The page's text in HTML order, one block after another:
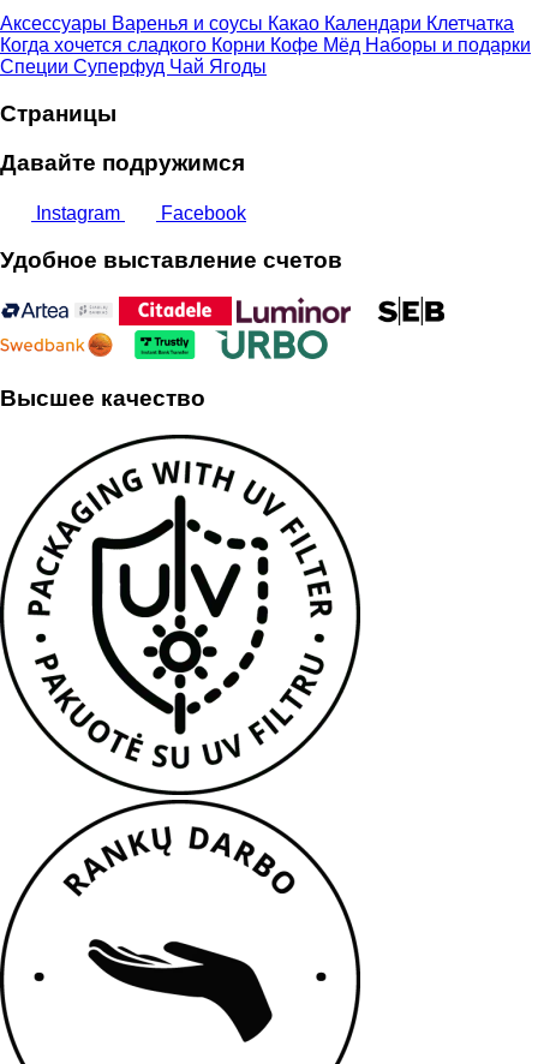
Аксессуары Варенья и соусы Какао Календари Клетчатка
Когда хочется сладкого Корни Кофе Мёд Наборы и подарки
Специи Суперфуд Чай Ягоды
Страницы
Давайте подружимся
Instagram Facebook
Удобное выставление счетов
Высшее качество